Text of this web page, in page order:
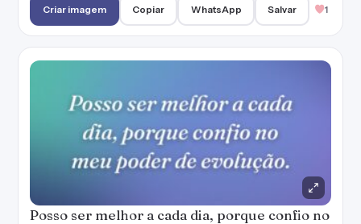
Criar imagem Copiar WhatsApp Salvar 1
Posso ser melhor a cada dia, porque confio no